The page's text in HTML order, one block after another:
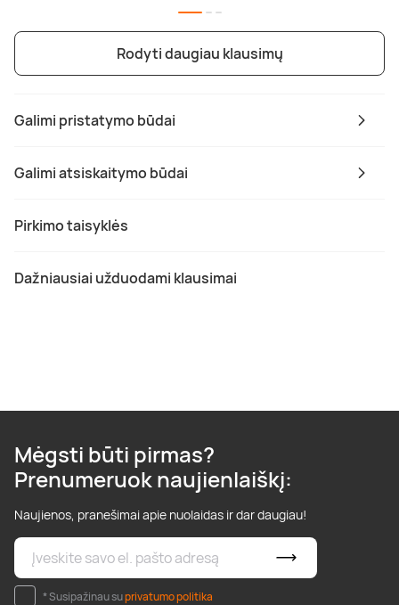
Galimi pristatymo būdai
Galimi atsiskaitymo būdai
Pirkimo taisyklės
Dažniausiai užduodami klausimai
Rodyti daugiau klausimų
Mėgsti būti pirmas?
Prenumeruok naujienlaiškį:
Naujienos, pranešimai apie nuolaidas ir dar daugiau!
* Susipažinau suprivatumo politika